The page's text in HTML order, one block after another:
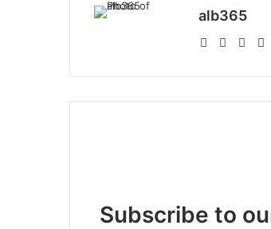
alb365
Website
Subscribe to